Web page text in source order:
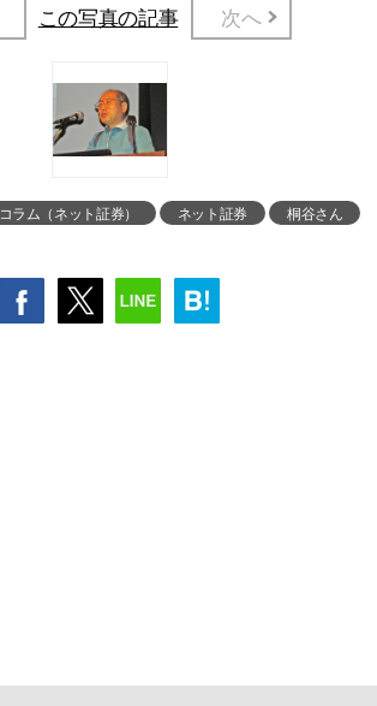
この写真の記事 次へ
コラム（ネット証券） ネット証券 桐谷さん